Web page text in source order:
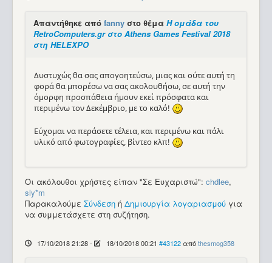
Απαντήθηκε από fanny στο θέμα Η ομάδα του
RetroComputers.gr στο Athens Games Festival 2018
στη HELEXPO
Δυστυχώς θα σας απογοητεύσω, μιας και ούτε αυτή τη
φορά θα μπορέσω να σας ακολουθήσω, σε αυτή την
όμορφη προσπάθεια ήμουν εκεί πρόσφατα και
περιμένω τον Δεκέμβριο, με το καλό!
Εύχομαι να περάσετε τέλεια, και περιμένω και πάλι
υλικό από φωτογραφίες, βίντεο κλπ!
Οι ακόλουθοι χρήστες είπαν "Σε Ευχαριστώ": chdlee,
sly*m
Παρακαλούμε Σύνδεση ή Δημιουργία λογαριασμού για
να συμμετάσχετε στη συζήτηση.
17/10/2018 21:28- 18/10/2018 00:21 #43122 απόthesmog358